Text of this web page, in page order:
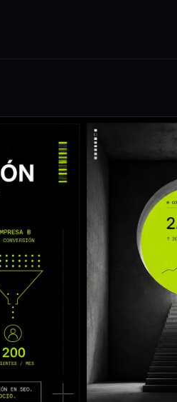
categorías
Hoteles, agencias
SEO
¿Tu empresa